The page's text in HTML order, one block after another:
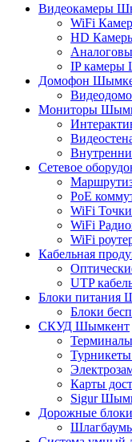
Видеокамеры
WiFi
HD
IP
Домофон
Мониторы
Сетевое
PoE
WiFi
WiFi
WiFi
Кабельная
UTP
Блоки питания
Блоки
СКУД Шымкент
Карты
Sigur
Дорожные